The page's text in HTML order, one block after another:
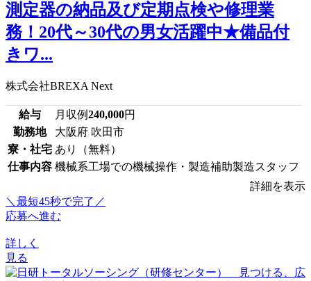
測定器の納品及び定期点検や修理業
務！20代～30代の男女活躍中★備品付
きワ...
株式会社BREXA Next
給与 月収例240,000円
勤務地
大阪府 吹田市
寮・社宅 あり（無料）
仕事内容 機械系工場での機械操作・製造補助製造スタッフ
詳細を表示
＼最短45秒で完了／
応募へ進む
詳しく
見る